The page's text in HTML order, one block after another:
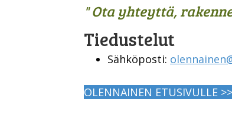
" Ota yhteyttä,
Tiedustelut
Sähköposti:
OLENNAINEN ETUSIVULLE >>